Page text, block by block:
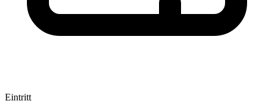
Eintritt